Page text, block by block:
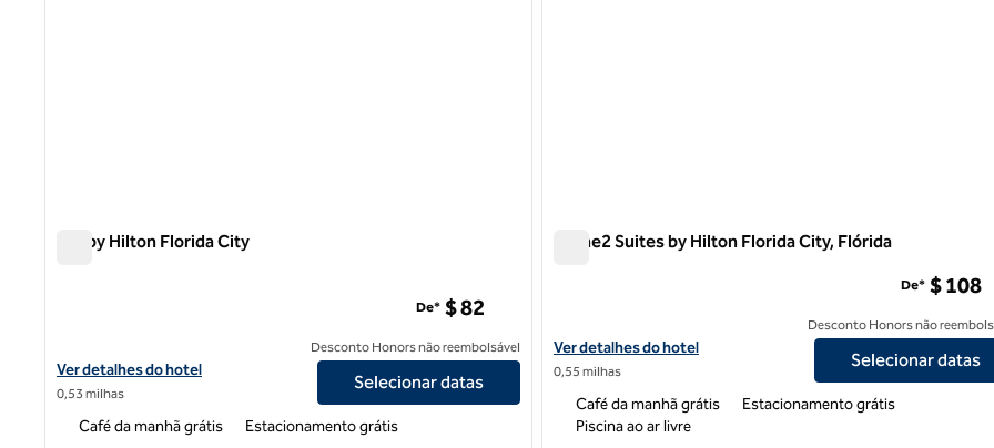
Tru by Hilton Florida City
Exibir detalhes do hotel Tru by Hilton Florida City
Ver detalhes do hotel
0,53 milhas
De* $ 82
Desconto Honors não reembolsável
Selecionar datas
Café da manhã grátis Estacionamento grátis
Home2 Suites by Hilton Florida City, Flórida
Exibir detalhes do hotel Home2 Suites by Hilton Florida City,
Ver detalhes do hotel
0,55 milhas
De* $ 108
Desconto Honors não
Selecionar datas
Café da manhã grátis
Estacionamento grátis
Piscina ao ar livre